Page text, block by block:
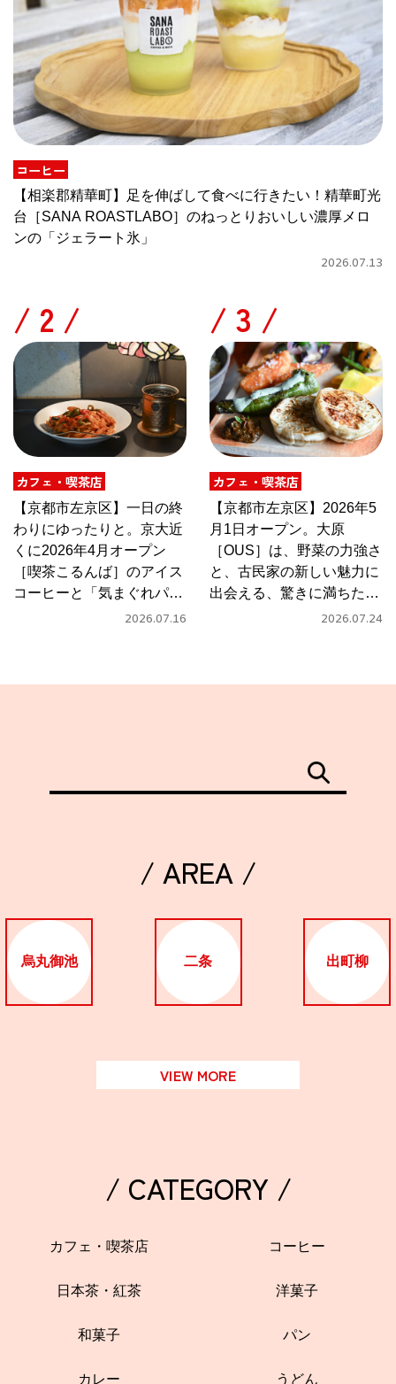
コーヒー
【相楽郡精華町】足を伸ばして食べに行きたい！精華町光
台［SANA ROASTLABO］のねっとりおいしい濃厚メロ
ンの「ジェラート氷」
2026.07.13
/
カフェ・喫茶店
【京都市左京区】一日の終
わりにゆったりと。京大近
くに2026年4月オープン
［喫茶こるんば］のアイス
コーヒーと「気まぐれパス
2026.07.16
/
カフェ・喫茶店
【京都市左京区】2026年5
月1日オープン。大原
［OUS］は、野菜の力強さ
と、古民家の新しい魅力に
出会える、驚きに満ちたカ
2026.07.24
/ AREA /
烏丸御池 二条 出町柳
VIEW MORE
/ CATEGORY /
カフェ・喫茶店 コーヒー
日本茶・紅茶 洋菓子
和菓子 パン
カレー うどん